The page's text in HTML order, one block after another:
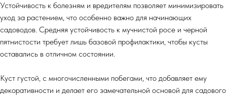
Устойчивость к болезням и вредителям позволяет минимизировать
уход за растением, что особенно важно для начинающих
садоводов. Средняя устойчивость к мучнистой росе и черной
пятнистости требует лишь базовой профилактики, чтобы кусты
оставались в отличном состоянии.
Куст густой, с многочисленными побегами, что добавляет ему
декоративности и делает его замечательной основой для садового